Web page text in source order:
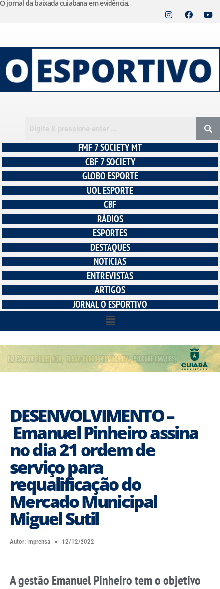
o
conteúdo
O jornal da baixada cuiabana em evidência.
FMF 7 SOCIETY MT
CBF 7 SOCIETY
GLOBO ESPORTE
UOL ESPORTE
CBF
RÁDIOS
ESPORTES
DESTAQUES
NOTÍCIAS
ENTREVISTAS
ARTIGOS
JORNAL O ESPORTIVO
DESENVOLVIMENTO –
Emanuel Pinheiro assina
no dia 21 ordem de
serviço para
requalificação do
Mercado Municipal
Miguel Sutil
Autor: Imprensa 12/12/2022
A gestão Emanuel Pinheiro tem o objetivo